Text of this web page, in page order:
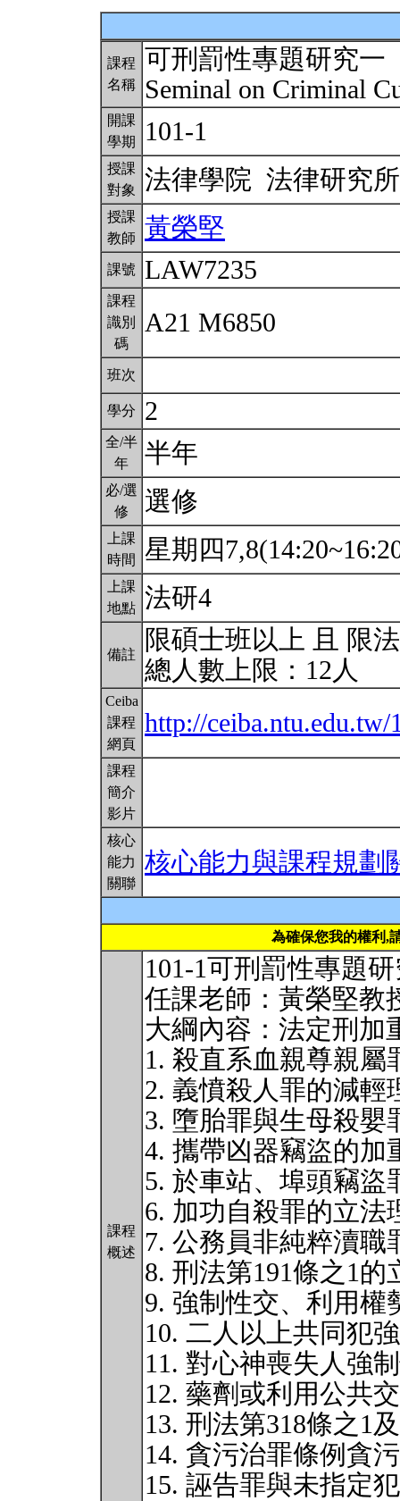
課程
名稱
可刑罰性專題研究一
Seminal on Criminal
開課
學期
101-1
授課
對象
法律學院 法律研究
授課
教師
黃榮堅
課號 LAW7235
課程
識別
碼
A21 M6850
班次
學分 2
全/半
年
半年
必/選
修
選修
上課
時間
星期四
上課
地點 法研4
備註
限碩士班以上 且 限
總人數上限：12人
Ceiba
課程
網頁
http://ceiba.ntu.edu.tw/
課程
簡介
影片
核心
能力
關聯
核心能力與課程規劃
為確保您我的權利,
課程
概述
101-1可刑罰性專題
任課老師：黃榮堅教
大綱內容：法定刑加
1. 殺直系血親尊親屬
2. 義憤殺人罪的減輕
3. 墮胎罪與生母殺嬰
4. 攜帶凶器竊盜的加
5. 於車站、埠頭竊盜
6. 加功自殺罪的立法
7. 公務員非純粹瀆職
8. 刑法第191條之1的
9. 強制性交、利用權
10. 二人以上共同犯
11. 對心神喪失人強
12. 藥劑或利用公共
13. 刑法第318條之1
14. 貪污治罪條例貪
15. 誣告罪與未指定